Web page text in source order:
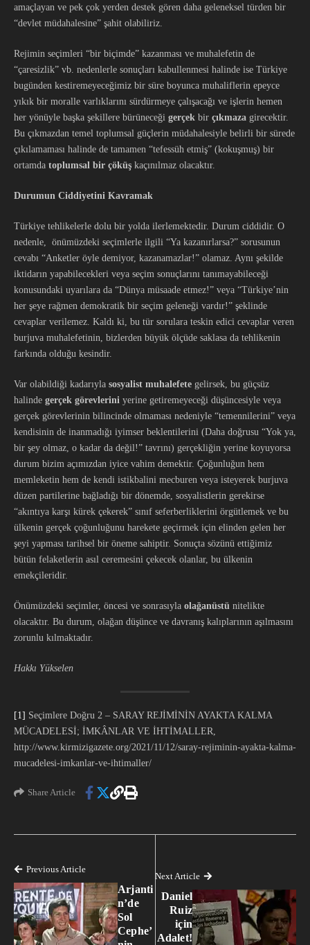
amaçlayan ve pek çok yerden destek gören daha geleneksel türden bir
“devlet müdahalesine” şahit olabiliriz.
Rejimin seçimleri “bir biçimde” kazanması ve muhalefetin de
“çaresizlik” vb. nedenlerle sonuçları kabullenmesi halinde ise Türkiye
bugünden kestiremeyeceğimiz bir süre boyunca muhaliflerin epeyce
yıkık bir moralle varlıklarını sürdürmeye çalışacağı ve işlerin hemen
her yönüyle başka şekillere bürüneceği gerçek bir çıkmaza girecektir.
Bu çıkmazdan temel toplumsal güçlerin müdahalesiyle belirli bir sürede
çıkılamaması halinde de tamamen “tefessüh etmiş” (kokuşmuş) bir
ortamda toplumsal bir çöküş kaçınılmaz olacaktır.
Durumun Ciddiyetini Kavramak
Türkiye tehlikelerle dolu bir yolda ilerlemektedir. Durum ciddidir. O
nedenle, önümüzdeki seçimlerle ilgili “Ya kazanırlarsa?” sorusunun
cevabı “Anketler öyle demiyor, kazanamazlar!” olamaz. Aynı şekilde
iktidarın yapabilecekleri veya seçim sonuçlarını tanımayabileceği
konusundaki uyarılara da “Dünya müsaade etmez!” veya “Türkiye’nin
her şeye rağmen demokratik bir seçim geleneği vardır!” şeklinde
cevaplar verilemez. Kaldı ki, bu tür sorulara teskin edici cevaplar veren
burjuva muhalefetinin, bizlerden büyük ölçüde saklasa da tehlikenin
farkında olduğu kesindir.
Var olabildiği kadarıyla sosyalist muhalefete gelirsek, bu güçsüz
halinde gerçek görevlerini yerine getiremeyeceği düşüncesiyle veya
gerçek görevlerinin bilincinde olmaması nedeniyle “temennilerini” veya
kendisinin de inanmadığı iyimser beklentilerini (Daha doğrusu “Yok ya,
bir şey olmaz, o kadar da değil!” tavrını) gerçekliğin yerine koyuyorsa
durum bizim açımızdan iyice vahim demektir. Çoğunluğun hem
memleketin hem de kendi istikbalini mecburen veya isteyerek burjuva
düzen partilerine bağladığı bir dönemde, sosyalistlerin gerekirse
“akıntıya karşı kürek çekerek” sınıf seferberliklerini örgütlemek ve bu
ülkenin gerçek çoğunluğunu harekete geçirmek için elinden gelen her
şeyi yapması tarihsel bir öneme sahiptir. Sonuçta sözünü ettiğimiz
bütün felaketlerin asıl ceremesini çekecek olanlar, bu ülkenin
emekçileridir.
Önümüzdeki seçimler, öncesi ve sonrasıyla olağanüstü nitelikte
olacaktır. Bu durum, olağan düşünce ve davranış kalıplarının aşılmasını
zorunlu kılmaktadır.
Hakkı Yükselen
[1] Seçimlere Doğru 2 – SARAY REJİMİNİN AYAKTA KALMA
MÜCADELESİ; İMKÂNLAR VE İHTİMALLER,
http://www.kirmizigazete.org/2021/11/12/saray-rejiminin-ayakta-kalma-
mucadelesi-imkanlar-ve-ihtimaller/
Share Article
Previous Article
Arjanti
n’de
Sol
Cephe’
Next Article
Daniel
Ruiz
için
Adalet!